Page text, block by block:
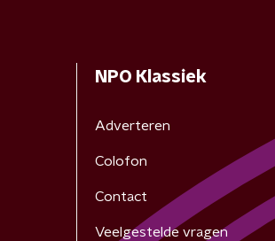
NPO Klassiek
Adverteren
Colofon
Contact
Veelgestelde vragen